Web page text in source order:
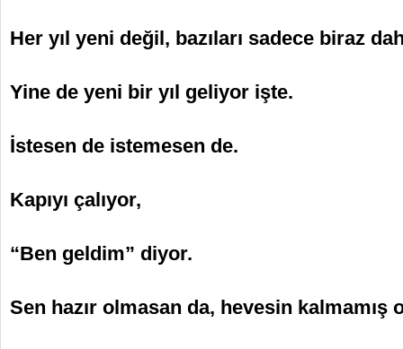
Her yıl yeni değil, bazıları sadece biraz
Yine de yeni bir yıl geliyor işte.
İstesen de istemesen de.
Kapıyı çalıyor,
“Ben geldim” diyor.
Sen hazır olmasan da, hevesin kalmamış